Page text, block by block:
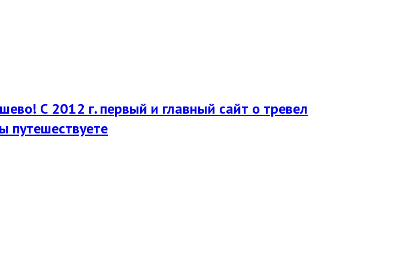
С 2012 г. первый и главный сайт о тревел